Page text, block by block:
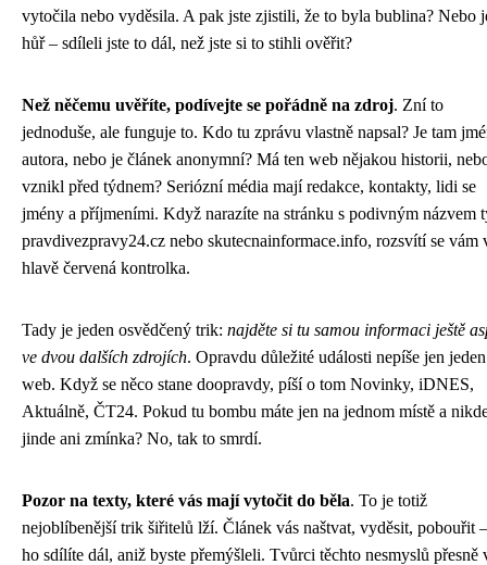
vytočila nebo vyděsila. A pak jste zjistili, že to byla bublina? Nebo
hůř – sdíleli jste to dál, než jste si to stihli ověřit?
Než něčemu uvěříte, podívejte se pořádně na zdroj. Zní to
jednoduše, ale funguje to. Kdo tu zprávu vlastně napsal? Je tam
autora, nebo je článek anonymní? Má ten web nějakou historii,
vznikl před týdnem? Seriózní média mají redakce, kontakty, lidi se
jmény a příjmeními. Když narazíte na stránku s podivným názvem
pravdivezpravy24.cz nebo skutecnainformace.info, rozsvítí se vám
hlavě červená kontrolka.
Tady je jeden osvědčený trik: najděte si tu samou informaci ještě
ve dvou dalších zdrojích. Opravdu důležité události nepíše jen jeden
web. Když se něco stane doopravdy, píší o tom Novinky, iDNES,
Aktuálně, ČT24. Pokud tu bombu máte jen na jednom místě a
jinde ani zmínka? No, tak to smrdí.
Pozor na texty, které vás mají vytočit do běla. To je totiž
nejoblíbenější trik šiřitelů lží. Článek vás naštvat, vyděsit, pobouřit
ho sdílíte dál, aniž byste přemýšleli. Tvůrci těchto nesmyslů přesně